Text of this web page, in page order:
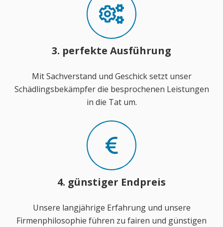
3. perfekte Ausführung
Mit Sachverstand und Geschick setzt unser
Schädlingsbekämpfer die besprochenen Leistungen
in die Tat um.
4. günstiger Endpreis
Unsere langjährige Erfahrung und unsere
Firmenphilosophie führen zu fairen und günstigen